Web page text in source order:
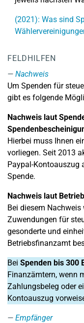
(2021): Was sind
FELDHILFEN
Nachweis
Um Spenden für
gibt es folgende
Nachweis laut
Hierbei muss Ihnen
vorliegen. Seit 2013
Paypal-Kontoauszug
Spende.
Nachweis laut
Bei diesem
Zuwendungen für
gesonderte und
Betriebsfinanzamt
Bei Spenden bis 300
Finanzämtern, wenn
Zahlungsbeleg oder
Kontoauszug
Empfänger